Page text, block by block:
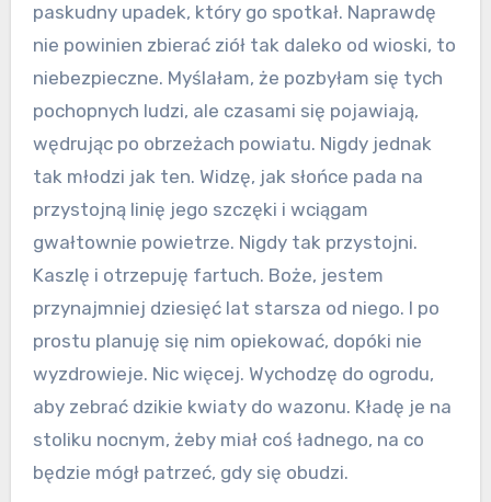
paskudny upadek, który go spotkał. Naprawdę
nie powinien zbierać ziół tak daleko od wioski, to
niebezpieczne. Myślałam, że pozbyłam się tych
pochopnych ludzi, ale czasami się pojawiają,
wędrując po obrzeżach powiatu. Nigdy jednak
tak młodzi jak ten. Widzę, jak słońce pada na
przystojną linię jego szczęki i wciągam
gwałtownie powietrze. Nigdy tak przystojni.
Kaszlę i otrzepuję fartuch. Boże, jestem
przynajmniej dziesięć lat starsza od niego. I po
prostu planuję się nim opiekować, dopóki nie
wyzdrowieje. Nic więcej. Wychodzę do ogrodu,
aby zebrać dzikie kwiaty do wazonu. Kładę je na
stoliku nocnym, żeby miał coś ładnego, na co
będzie mógł patrzeć, gdy się obudzi.